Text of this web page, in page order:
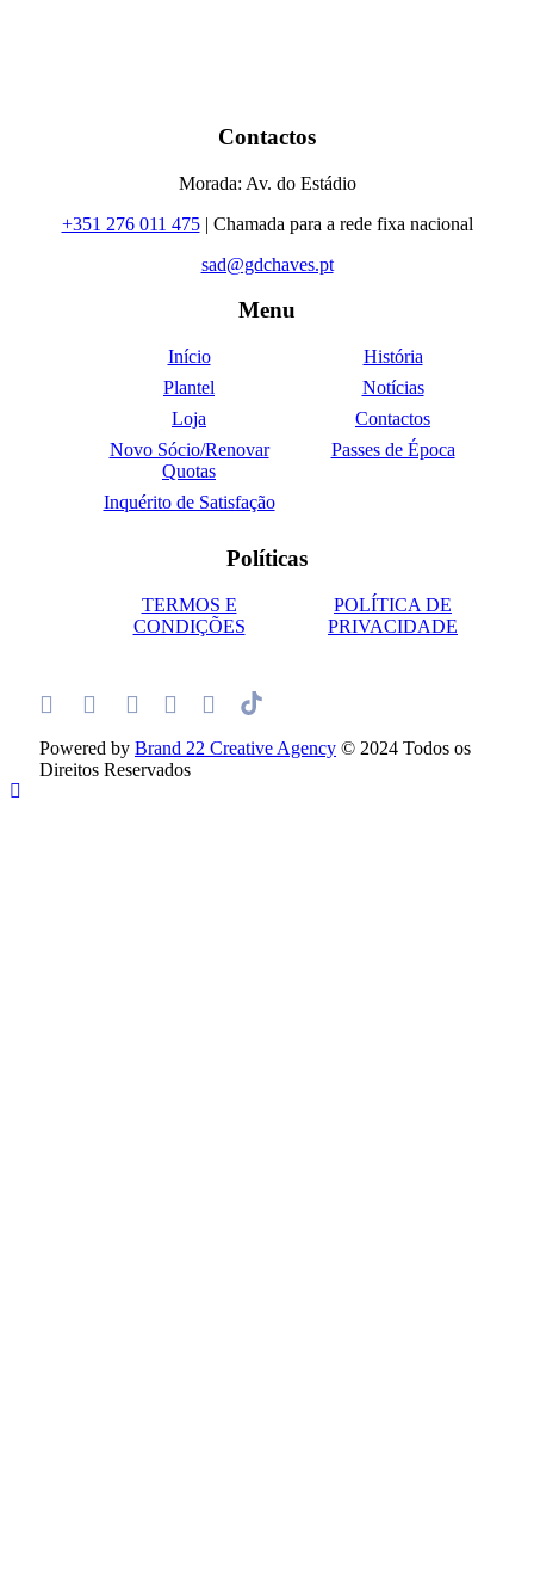
Contactos
Morada: Av. do Estádio
+351 276 011 475| Chamada para a rede fixa nacional
sad@gdchaves.pt
Menu
Início
História
Plantel
Notícias
Loja
Contactos
Novo Sócio/Renovar
Quotas
Passes de Época
Inquérito de Satisfação
Políticas
TERMOS E
CONDIÇÕES
POLÍTICA DE
PRIVACIDADE
Powered by Brand 22 Creative Agency © 2024 Todos os
Direitos Reservados